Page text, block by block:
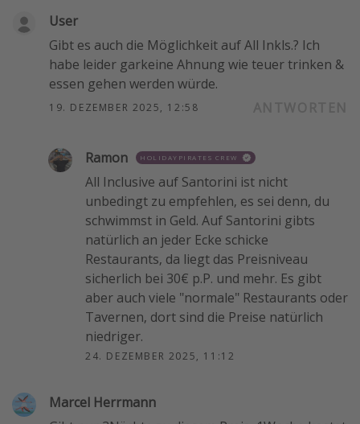
User
Gibt es auch die Möglichkeit auf All Inkls.? Ich
habe leider garkeine Ahnung wie teuer trinken &
essen gehen werden würde.
19. DEZEMBER 2025, 12:58
Ramon HOLIDAYPIRATES CREW
All Inclusive auf Santorini ist nicht
unbedingt zu empfehlen, es sei denn, du
schwimmst in Geld. Auf Santorini gibts
natürlich an jeder Ecke schicke
Restaurants, da liegt das Preisniveau
sicherlich bei 30€ p.P. und mehr. Es gibt
aber auch viele "normale" Restaurants oder
Tavernen, dort sind die Preise natürlich
niedriger.
24. DEZEMBER 2025, 11:12
Marcel Herrmann